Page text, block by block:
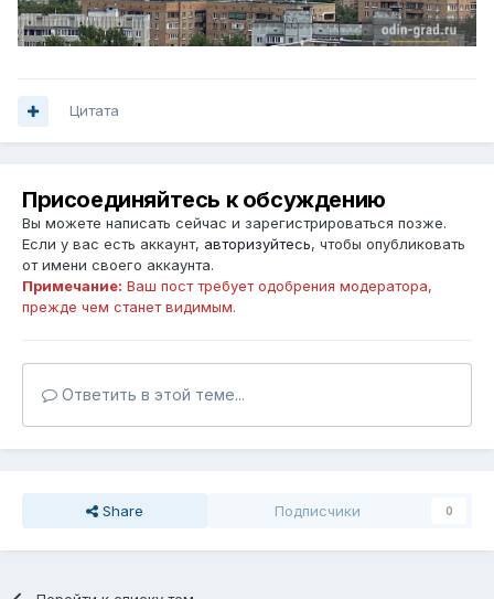
Цитата
Присоединяйтесь к обсуждению
Вы можете написать сейчас и зарегистрироваться позже.
Если у вас есть аккаунт, авторизуйтесь, чтобы опубликовать
от имени своего аккаунта.
Примечание: Ваш пост требует одобрения модератора,
прежде чем станет видимым.
Ответить в этой теме...
Share Подписчики 0